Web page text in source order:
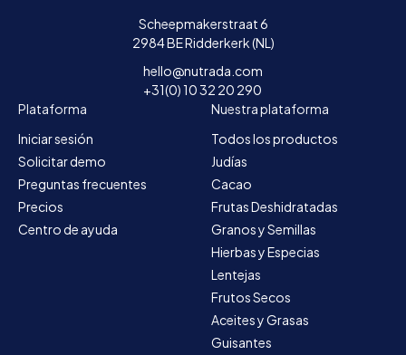
Scheepmakerstraat 6
2984 BE Ridderkerk (NL)
hello@nutrada.com
+31(0) 10 32 20 290
Plataforma
Iniciar sesión
Solicitar demo
Preguntas frecuentes
Precios
Centro de ayuda
Nuestra plataforma
Todos los productos
Judías
Cacao
Frutas Deshidratadas
Granos y Semillas
Hierbas y Especias
Lentejas
Frutos Secos
Aceites y Grasas
Guisantes